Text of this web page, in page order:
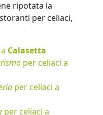
ripotata la
per celiaci,
Calasetta
per celiaci a
per celiaci a
per celiaci a